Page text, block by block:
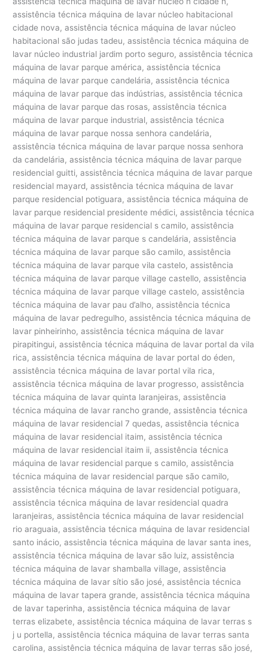
assistência técnica máquina de lavar núcleo habitacional
cidade nova, assistência técnica máquina de lavar núcleo
habitacional são judas tadeu, assistência técnica máquina de
lavar núcleo industrial jardim porto seguro, assistência técnica
máquina de lavar parque américa, assistência técnica
máquina de lavar parque candelária, assistência técnica
máquina de lavar parque das indústrias, assistência técnica
máquina de lavar parque das rosas, assistência técnica
máquina de lavar parque industrial, assistência técnica
máquina de lavar parque nossa senhora candelária,
assistência técnica máquina de lavar parque nossa senhora
da candelária, assistência técnica máquina de lavar parque
residencial guitti, assistência técnica máquina de lavar parque
residencial mayard, assistência técnica máquina de lavar
parque residencial potiguara, assistência técnica máquina de
lavar parque residencial presidente médici, assistência técnica
máquina de lavar parque residencial s camilo, assistência
técnica máquina de lavar parque s candelária, assistência
técnica máquina de lavar parque são camilo, assistência
técnica máquina de lavar parque vila castelo, assistência
técnica máquina de lavar parque village castello, assistência
técnica máquina de lavar parque village castelo, assistência
técnica máquina de lavar pau d’alho, assistência técnica
máquina de lavar pedregulho, assistência técnica máquina de
lavar pinheirinho, assistência técnica máquina de lavar
pirapitingui, assistência técnica máquina de lavar portal da vila
rica, assistência técnica máquina de lavar portal do éden,
assistência técnica máquina de lavar portal vila rica,
assistência técnica máquina de lavar progresso, assistência
técnica máquina de lavar quinta laranjeiras, assistência
técnica máquina de lavar rancho grande, assistência técnica
máquina de lavar residencial 7 quedas, assistência técnica
máquina de lavar residencial itaim, assistência técnica
máquina de lavar residencial itaim ii, assistência técnica
máquina de lavar residencial parque s camilo, assistência
técnica máquina de lavar residencial parque são camilo,
assistência técnica máquina de lavar residencial potiguara,
assistência técnica máquina de lavar residencial quadra
laranjeiras, assistência técnica máquina de lavar residencial
rio araguaia, assistência técnica máquina de lavar residencial
santo inácio, assistência técnica máquina de lavar santa ines,
assistência técnica máquina de lavar são luiz, assistência
técnica máquina de lavar shamballa village, assistência
técnica máquina de lavar sítio são josé, assistência técnica
máquina de lavar tapera grande, assistência técnica máquina
de lavar taperinha, assistência técnica máquina de lavar
terras elizabete, assistência técnica máquina de lavar terras s
j u portella, assistência técnica máquina de lavar terras santa
carolina, assistência técnica máquina de lavar terras são josé,